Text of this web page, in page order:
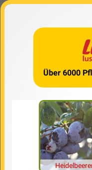
Über 6000